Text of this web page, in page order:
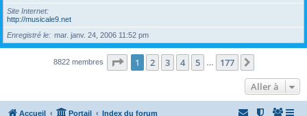
Site Internet
http://musicale9.net
Enregistré le
mar. janv. 24, 2006 11:52 pm
8822 membres Page 1sur177
1 2 3 4 5 177
Aller à
Accueil Portail Index du forum